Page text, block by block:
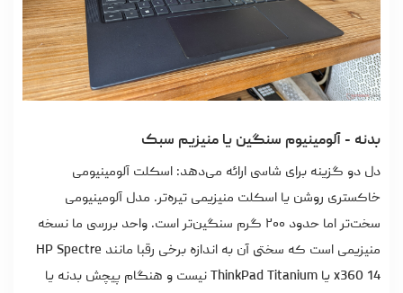
بدنه - آلومینیوم سنگین یا منیزیم سبک
دل دو گزینه برای شاسی ارائه می‌دهد: اسکلت آلومینیومی
خاکستری روشن یا اسکلت منیزیمی تیره‌تر. مدل آلومینیومی
سخت‌تر اما حدود ۲۰۰ گرم سنگین‌تر است. واحد بررسی ما نسخه
منیزیمی است که سختی آن به اندازه برخی رقبا مانند HP Spectre
x360 14 یا ThinkPad Titanium نیست و هنگام پیچش بدنه یا